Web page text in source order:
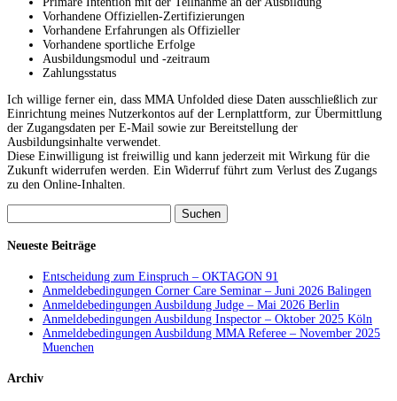
Vorhandene Offiziellen-Zertifizierungen
Vorhandene Erfahrungen als Offizieller
Vorhandene sportliche Erfolge
Ausbildungsmodul und -zeitraum
Zahlungsstatus
Ich willige ferner ein, dass MMA Unfolded diese Daten ausschließlich zur
Einrichtung meines Nutzerkontos auf der Lernplattform, zur Übermittlung
der Zugangsdaten per E-Mail sowie zur Bereitstellung der
Ausbildungsinhalte verwendet.
Diese Einwilligung ist freiwillig und kann jederzeit mit Wirkung für die
Zukunft widerrufen werden. Ein Widerruf führt zum Verlust des Zugangs
zu den Online-Inhalten.
nach:
Neueste Beiträge
Entscheidung zum Einspruch – OKTAGON 91
Anmeldebedingungen Corner Care Seminar – Juni 2026 Balingen
Anmeldebedingungen Ausbildung Judge – Mai 2026 Berlin
Anmeldebedingungen Ausbildung Inspector – Oktober 2025 Köln
Anmeldebedingungen Ausbildung MMA Referee – November 2025
Muenchen
Archiv